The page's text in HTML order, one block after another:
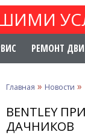
РЕМОНТ
Главная » Новости »
BENTLEY
ДАЧНИКОВ